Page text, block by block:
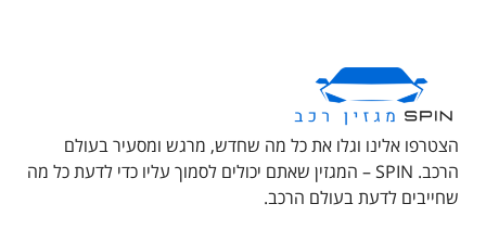
הצטרפו אלינו וגלו את כל מה שחדש, מרגש ומסעיר בעולם
הרכב. SPIN – המגזין שאתם יכולים לסמוך עליו כדי לדעת כל מה
שחייבים לדעת בעולם הרכב.